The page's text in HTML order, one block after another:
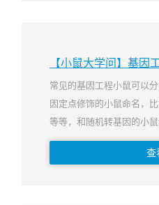
【小鼠大学问】基因
常见的基因工程小鼠可以
因定点修饰的小鼠命名，
等等，和随机转基因的小鼠
查